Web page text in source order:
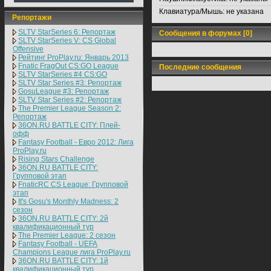
Репортажи
SLTV StarSeries 6: Репортаж
SLTV StarSeries V: CS Global
Offensive
Рейтинг ProPlay.ru: Январь 2013
Fnatic FragOut CS:GO League
SLTV StarSeries #4 CS:GO
SLTV Star Series #3: Репортаж
GosuLeague #3: Репортаж
SLTV Star Series #2: Репортаж
The Premier League Season 2:
Репортаж
36ON.RU BATTLE CITY: Плей-
офф
Fantasy Football - Евро 2012: Лига
ProPlay.ru
Rising Stars Challenge
36ON.RU BATTLE CITY:
Групповой этап
FnaticRC CS League: Групповой
этап
It's Gosu's Monthly Madness: 2
сезон
36ON.RU BATTLE CITY: 2й
квалификационный тур
The Premier League: 2 cезон
Fantasy Football - UEFA
Champions League лига ProPlay.ru
36ON.RU BATTLE CITY: 1й
квалификационный тур
Клавиатура/Мышь: не указана
Сообщения в форумах [0]
Последние сообщения